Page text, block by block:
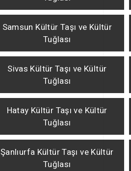
Samsun Kültür Taşı ve Kültür
Tuğlası
Sivas Kültür Taşı ve Kültür
Tuğlası
Hatay Kültür Taşı ve Kültür
Tuğlası
Şanlıurfa Kültür Taşı ve Kültür
Tuğlası